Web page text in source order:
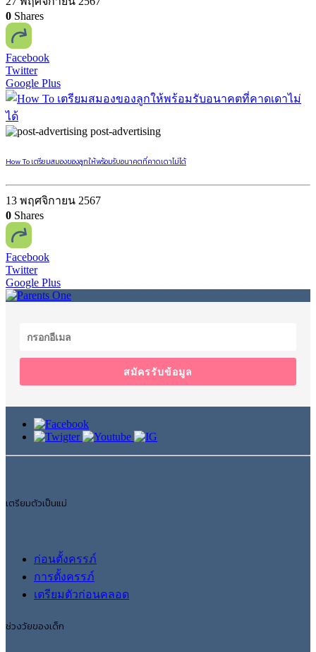
0 Shares
Facebook
Twitter
Google Plus
post-advertising
How To เตรียมสมองของลูกให้พร้อมรับอนาคตที่คาดเดาไม่ได้
13 พฤศจิกายน 2567
0 Shares
Facebook
Twitter
Google Plus
สมัครรับข้อมูล
เตรียมตัวเป็นแม่
ก่อนตั้งครรภ์
การตั้งครรภ์
เตรียมตัวก่อนคลอด
ช่วงวัยของเด็ก